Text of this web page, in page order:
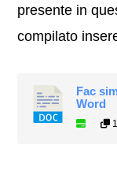
presente in
compilato
Fac
Word